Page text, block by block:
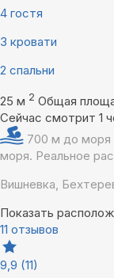
4 гостя
3 кровати
2 спальни
25 м 2 Общая
Сейчас смотрит 1
700 м до моря
моря. Реальное
Вишневка,
Показать
11 отзывов
9,9 (11)